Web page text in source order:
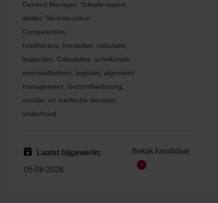
General Manager, Schade-expert,
dealer, Ski-instructeur
Competenties:
hotelhoreca, herstellen, calculatie,
inspecties, Calculaties, scheikunde,
voorraadbeheer, logistiek, algemeen
management, Gezondheidszorg,
sociale- en medische diensten,
onderhoud
Laatst bijgewerkt:
05-08-2026
Bekijk kandidaat